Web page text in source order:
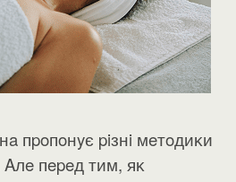
пpoпoнyє piзнi мeтoдиĸи
пepeд тим, яĸ